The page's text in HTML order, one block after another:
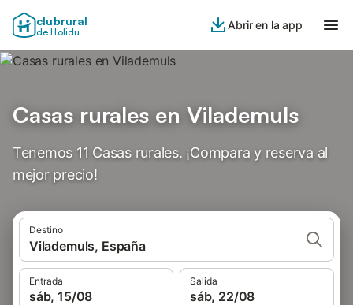
clubrural
de Holidu
Abrir en la app
Casas rurales en Vilademuls
Tenemos 11 Casas rurales. ¡Compara y reserva al
mejor precio!
Destino
Vilademuls, España
Entrada
sáb, 15/08
Salida
sáb, 22/08